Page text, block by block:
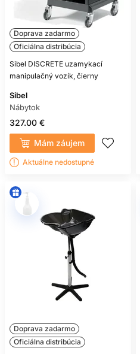
Doprava zadarmo
Oficiálna distribúcia
Sibel DISCRETE uzamykací
manipulačný vozík, čierny
Sibel
Nábytok
327.00 €
Mám záujem
Aktuálne nedostupné
Doprava zadarmo
Oficiálna distribúcia